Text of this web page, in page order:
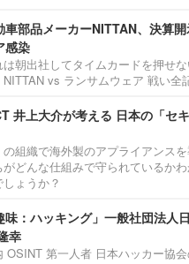
車部品メーカーNITTAN、決算
感染
は朝出社してタイムカードを押せ
NITTAN vs ランサムウェア 戦い全
井上大介が考える 日本の「セ
の組織で海外製のアプライアンス
がどんな仕組みで守られているか
しょうか？
味：ハッキング」一般社団法人
幸
OSINT 第一人者 日本ハッカー協